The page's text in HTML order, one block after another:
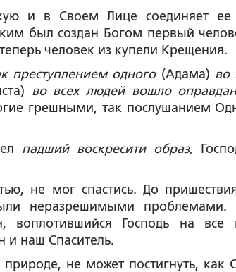
и в Своем Лице соединяет
был создан Богом первый
человек из купели Крещения.
преступлением одного (Адама) во
во всех людей вошло
грешными, так послушанием
падший воскресити образ,
не мог спастись. До
неразрешимыми проблемами.
воплотившийся Господь на все
и наш Спаситель.
не может постигнуть,